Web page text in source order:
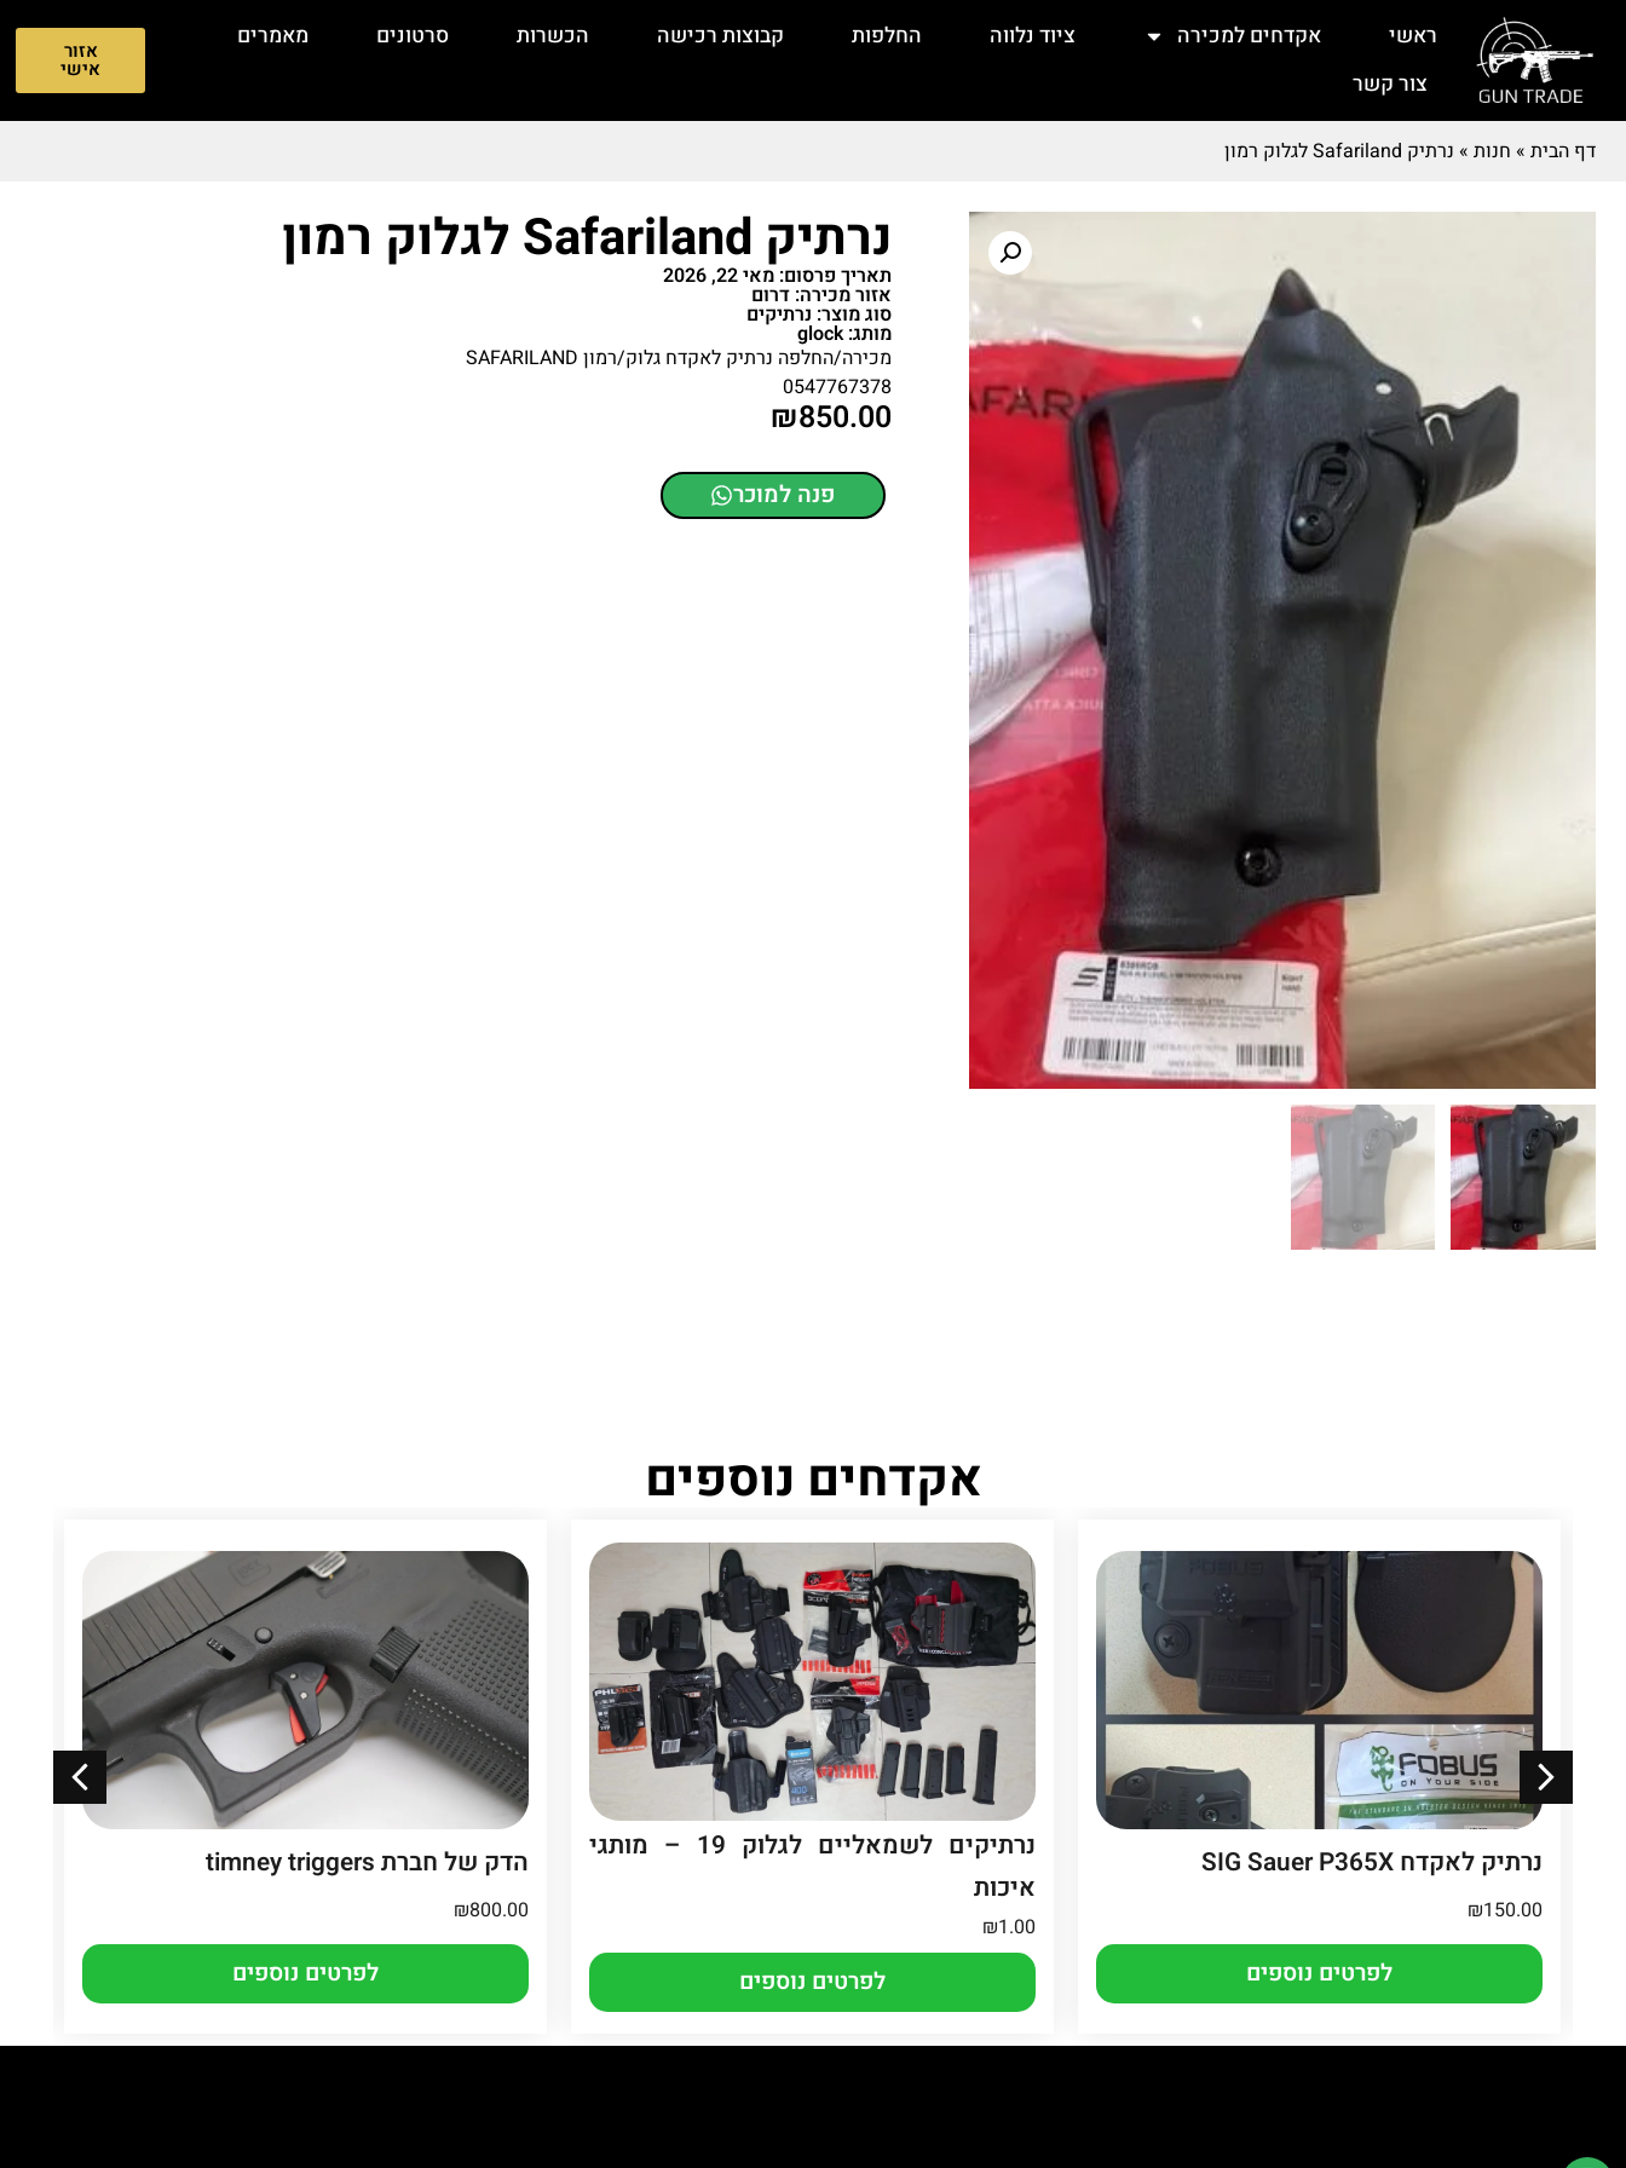
ראשי אקדחים למכירה ציוד נלווה החלפות קבוצות רכישה הכשרות סרטונים
מאמרים
צור קשר
אזור
אישי
דף הבית » חנות » נרתיק Safariland לגלוק רמון
נרתיק Safariland לגלוק רמון
תאריך פרסום: מאי 22, 2026
אזור מכירה: דרום
סוג מוצר: נרתיקים
מותג: glock
מכירה/החלפה נרתיק לאקדח גלוק/רמון SAFARILAND
0547767378
₪850.00
פנה למוכר
אקדחים נוספים
נרתיק לאקדח SIG Sauer P365X
₪150.00
לפרטים נוספים
נרתיקים לשמאליים לגלוק 19 – מותגי
איכות
₪1.00
לפרטים נוספים
הדק של חברת timney triggers
₪800.00
לפרטים נוספים